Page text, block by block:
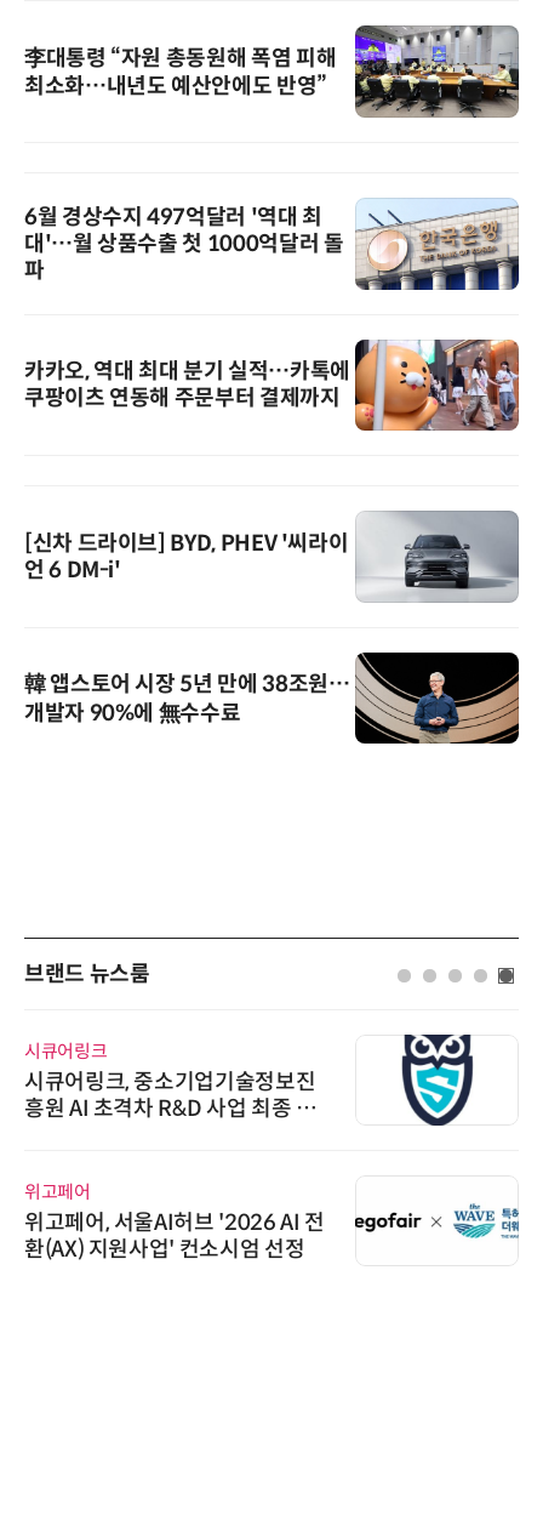
李대통령 “자원 총동원해 폭염 피해
최소화…내년도 예산안에도 반영”
6월 경상수지 497억달러 '역대 최
대'…월 상품수출 첫 1000억달러 돌
파
카카오, 역대 최대 분기 실적…카톡에
쿠팡이츠 연동해 주문부터 결제까지
[신차 드라이브] BYD, PHEV '씨라이
언 6 DM-i'
韓 앱스토어 시장 5년 만에 38조원…
개발자 90%에 無수수료
브랜드 뉴스룸
시큐어링크
시큐어링크, 중소기업기술정보진
흥원 AI 초격차 R&D 사업 최종 선
위고페어
위고페어, 서울AI허브 '2026 AI 전
환(AX) 지원사업' 컨소시엄 선정